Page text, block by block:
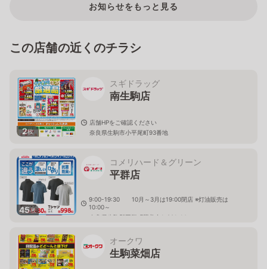
お知らせをもっと見る
この店舗の近くのチラシ
2枚
スギドラッグ
南生駒店
店舗HPをご確認ください
奈良県生駒市小平尾町93番地
45枚
コメリハード＆グリーン
平群店
9:00-19:30 10月～3月は19:00閉店 ※灯油販売は
10:00～
奈良県生駒郡平群町菊美台1-201-14
オークワ
生駒菜畑店